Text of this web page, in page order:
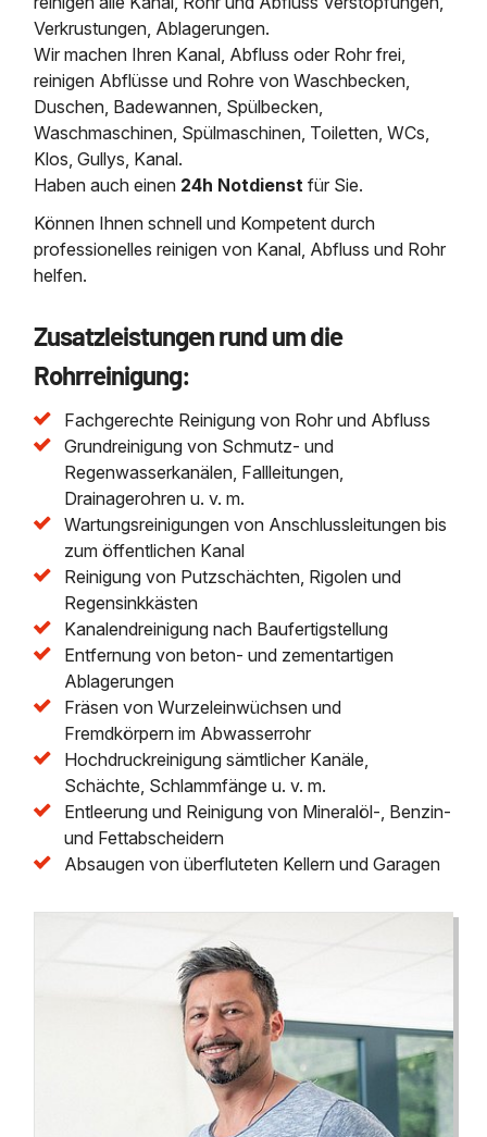
Verkrustungen, Ablagerungen.
Wir machen Ihren Kanal, Abfluss oder Rohr frei,
reinigen Abflüsse und Rohre von Waschbecken,
Duschen, Badewannen, Spülbecken,
Waschmaschinen, Spülmaschinen, Toiletten, WCs,
Klos, Gullys, Kanal.
Haben auch einen 24h Notdienst für Sie.
Können Ihnen schnell und Kompetent durch
professionelles reinigen von Kanal, Abfluss und Rohr
helfen.
Zusatzleistungen rund um die
Rohrreinigung:
Fachgerechte Reinigung von Rohr und Abfluss
Grundreinigung von Schmutz- und
Regenwasserkanälen, Fallleitungen,
Drainagerohren u. v. m.
Wartungsreinigungen von Anschlussleitungen bis
zum öffentlichen Kanal
Reinigung von Putzschächten, Rigolen und
Regensinkkästen
Kanalendreinigung nach Baufertigstellung
Entfernung von beton- und zementartigen
Ablagerungen
Fräsen von Wurzeleinwüchsen und
Fremdkörpern im Abwasserrohr
Hochdruckreinigung sämtlicher Kanäle,
Schächte, Schlammfänge u. v. m.
Entleerung und Reinigung von Mineralöl-, Benzin-
und Fettabscheidern
Absaugen von überfluteten Kellern und Garagen